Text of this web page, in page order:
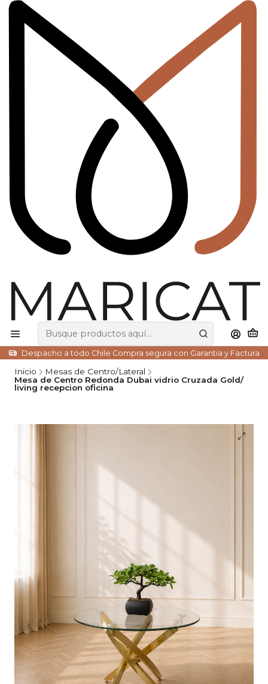
Despacho a todo Chile Compra segura con Garantia y Factura
Inicio
Mesas de Centro/Lateral
Mesa de Centro Redonda Dubai vidrio Cruzada Gold/
living recepcion oficina